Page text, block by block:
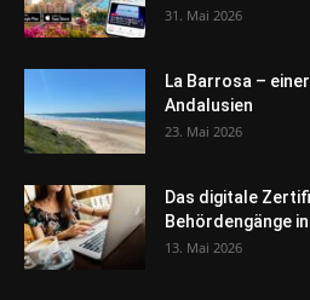
31. Mai 2026
La Barrosa –
Andalusien
23. Mai 2026
Das digitale
Behördengänge
13. Mai 2026